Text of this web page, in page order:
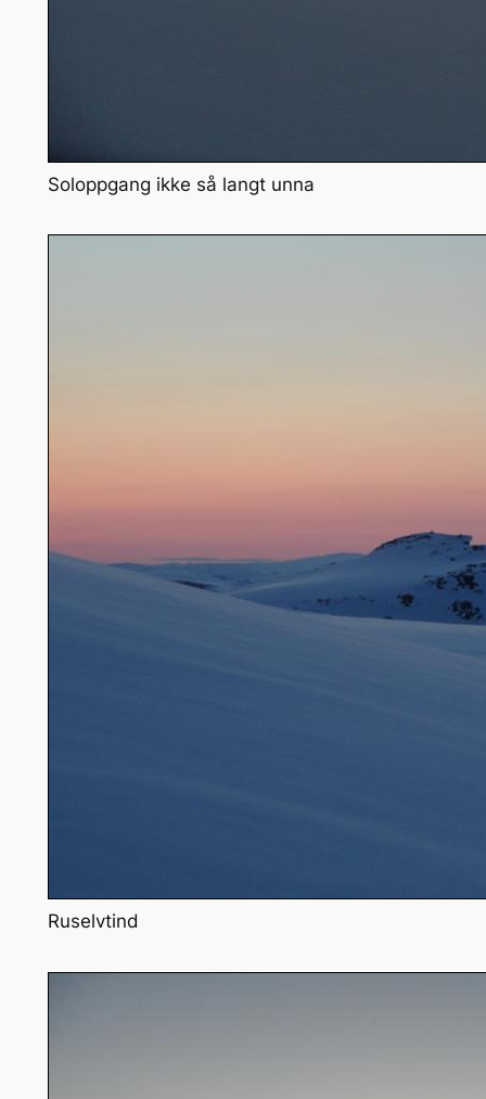
Soloppgang ikke så langt unna
Ruselvtind